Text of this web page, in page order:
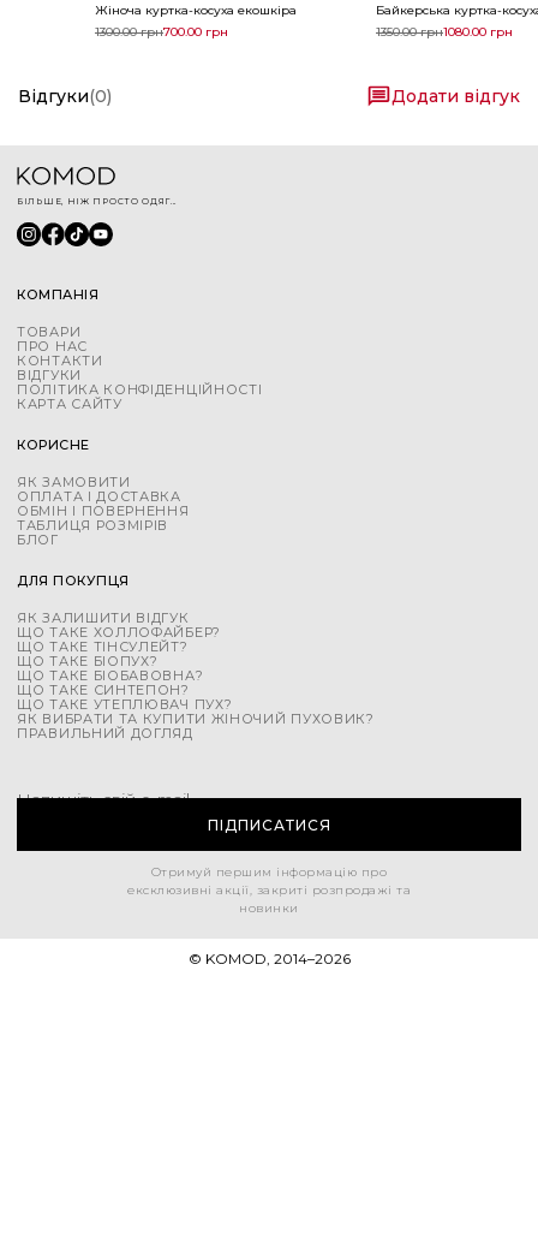
Жіноча куртка-косуха екошкіра
1300.00грн700.00 грн
Байкерська куртка-
1350.00грн1080.00 грн
Відгуки(0) Додати відгук
БІЛЬШЕ, НІЖ ПРОСТО ОДЯГ...
КОМПАНІЯ
ТОВАРИ
ПРО НАС
КОНТАКТИ
ВІДГУКИ
ПОЛІТИКА КОНФІДЕНЦІЙНОСТІ
КАРТА САЙТУ
КОРИСНЕ
ЯК ЗАМОВИТИ
ОПЛАТА І ДОСТАВКА
ОБМІН І ПОВЕРНЕННЯ
ТАБЛИЦЯ РОЗМІРІВ
БЛОГ
ДЛЯ ПОКУПЦЯ
ЯК ЗАЛИШИТИ ВІДГУК
ЩО ТАКЕ ХОЛЛОФАЙБЕР?
ЩО ТАКЕ ТІНСУЛЕЙТ?
ЩО ТАКЕ БІОПУХ?
ЩО ТАКЕ БІОБАВОВНА?
ЩО ТАКЕ СИНТЕПОН?
ЩО ТАКЕ УТЕПЛЮВАЧ ПУХ?
ЯК ВИБРАТИ ТА КУПИТИ ЖІНОЧИЙ ПУХОВИК?
ПРАВИЛЬНИЙ ДОГЛЯД
Напишіть свій e-mail
ПІДПИСАТИСЯ
Отримуй першим інформацію про
ексклюзивні акції, закриті розпродажі та
новинки
© KOMOD, 2014–2026